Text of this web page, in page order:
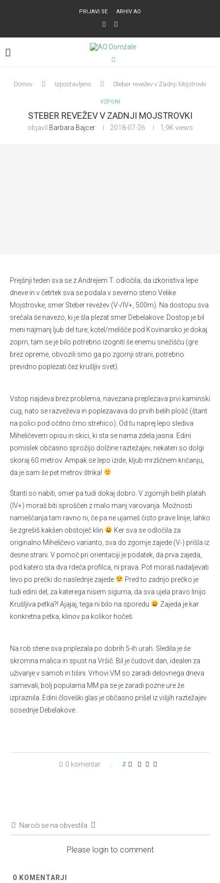
PRIJAVI SE ARHIV AO
Domov Izpostavljeno Steber revežev v Zadnji Mojstrovki
VZPONI
STEBER REVEŽEV V ZADNJI MOJSTROVKI
objavil Barbara Bajcer 2018-07-26 1,9K views
Prejšnji teden sva se z Andrejem T. odločila, da izkoristiva lepe
dneve in v četrtek sva se podala v severno steno Velike
Mojstrovke, smer Steber revežev (V-/IV+, 500m). Na dostopu sva
srečala še navezo, ki je šla plezat smer Debelakove. Dostop je bil
meni najmanj ljub del ture, kotel/melišče pod Kovinarsko je dokaj
zoprn, tam se je bilo potrebno izogniti še enemu snežišču (gre
brez opreme, obvozili smo ga po zgornji strani, potrebno
previdno poplezati čez krušljiv svet).
Vstop najdeva brez problema, navezana preplezava prvi kaminski
cug, nato se razveževa in poplezavava do prvih belih plošč (štant
na polici pod očitno črno strehico). Od tu naprej lepo slediva
Miheličevem opisu in skici, ki sta se nama zdela jasna. Edini
pomislek občasno sprožijo dolžine raztežajev, nekateri so dolgi
skoraj 60 metrov. Ampak se lepo izide, kljub mrzličnem kričanju,
da je sam še pet metrov štrika!
Štanti so nabiti, smer pa tudi dokaj dobro. V zgornjih belih platah
(IV+) moraš biti sproščen z malo manj varovanja. Možnosti
nameščanja tam ravno ni, če pa ne ujameš čisto prave linije, lahko
še zgrešiš kakšen obstoječ klin
Ker sva se odločila za
originalno Miheličevo varianto, sva do zgornje zajede (V-) prišla iz
desne strani. V pomoč pri orientaciji je podatek, da prva zajeda,
pod katero sta dva rdeča profilca, ni prava. Pot moraš nadaljevati
levo po prečki do naslednje zajede
Pred to zadnjo prečko je
tudi edini del, za katerega nisem sigurna, da sva ujela pravo linijo.
Krušljiva petka?! Ajajaj, tega ni bilo na sporedu
Zajeda je kar
konkretna petka, klinov pa kolikor hočeš.
Na rob stene sva priplezala po dobrih 5-ih urah. Sledila je še
skromna malica in spust na Vršič. Bil je čudovit dan, idealen za
uživanje v samoti in tišini. Vrhovi VM so zaradi delovnega dneva
samevali, bolj popularna MM pa se je zaradi pozne ure že
izpraznila. Edini človeški glas je občasno prišel iz višjih raztežajev
sosednje Debelakove.
0 komentar 2
Naroči se na obvestila
Please login to comment
0 KOMENTARJI